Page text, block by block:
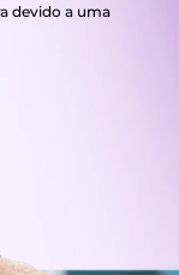
devido a uma